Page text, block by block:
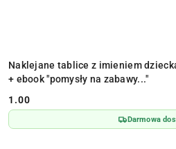
Naklejane tablice z imieniem
+ ebook "pomysły na zabawy..."
Cena:
1.00
Darmowa